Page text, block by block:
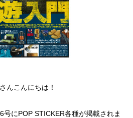
んこんにちは！
にPOP STICKER各種が掲載されま